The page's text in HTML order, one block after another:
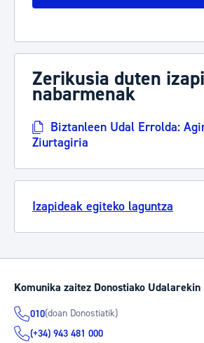
Zerikusia duten
nabarmenak
Biztanleen Udal Errolda:
Ziurtagiria
Izapideak egiteko laguntza
Komunika zaitez Donostiako Udalarekin
010(doan Donostiatik)
(+34) 943 481 000